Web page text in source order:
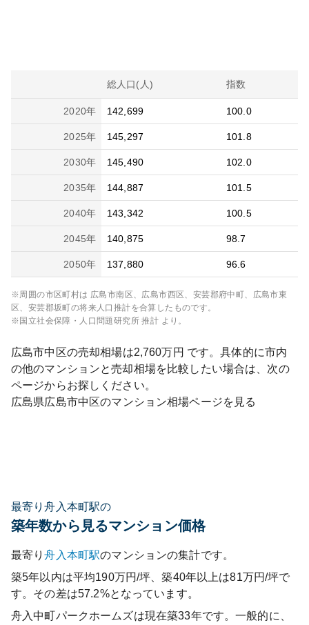
総人口(人) 指数
2020年 142,699 100.0
2025年 145,297 101.8
2030年 145,490 102.0
2035年 144,887 101.5
2040年 143,342 100.5
2045年 140,875 98.7
2050年 137,880 96.6
※周囲の市区町村は 広島市南区、広島市西区、安芸郡府中町、広島市東
区、安芸郡坂町の将来人口推計を合算したものです。
※国立社会保障・人口問題研究所 推計 より。
広島市中区の売却相場は2,760万円 です。具体的に市内
の他のマンションと売却相場を比較したい場合は、次の
ページからお探しください。
広島県広島市中区のマンション相場ページを見る
最寄り舟入本町駅の
築年数から見るマンション価格
最寄り舟入本町駅のマンションの集計です。
築5年以内は平均190万円/坪、築40年以上は81万円/坪で
す。その差は57.2%となっています。
舟入中町パークホームズは現在築33年です。一般的に、